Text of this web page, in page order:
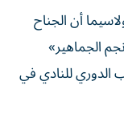
أن الجناح
يعتبر «نجم الجماهير»
الدوري للنادي في